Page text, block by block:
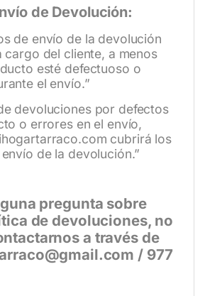
de Devolución:
de envío de la devolución
cargo del cliente, a menos
esté defectuoso o
el envío.”
devoluciones por defectos
o errores en el envío,
cubrirá los
de la devolución.”
pregunta sobre
de devoluciones, no
a través de
/ 977